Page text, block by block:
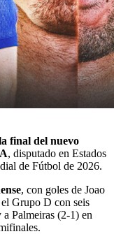
final del nuevo
, disputado en Estados
de Fútbol de 2026.
, con goles de Joao
Grupo D con seis
Palmeiras (2-1) en